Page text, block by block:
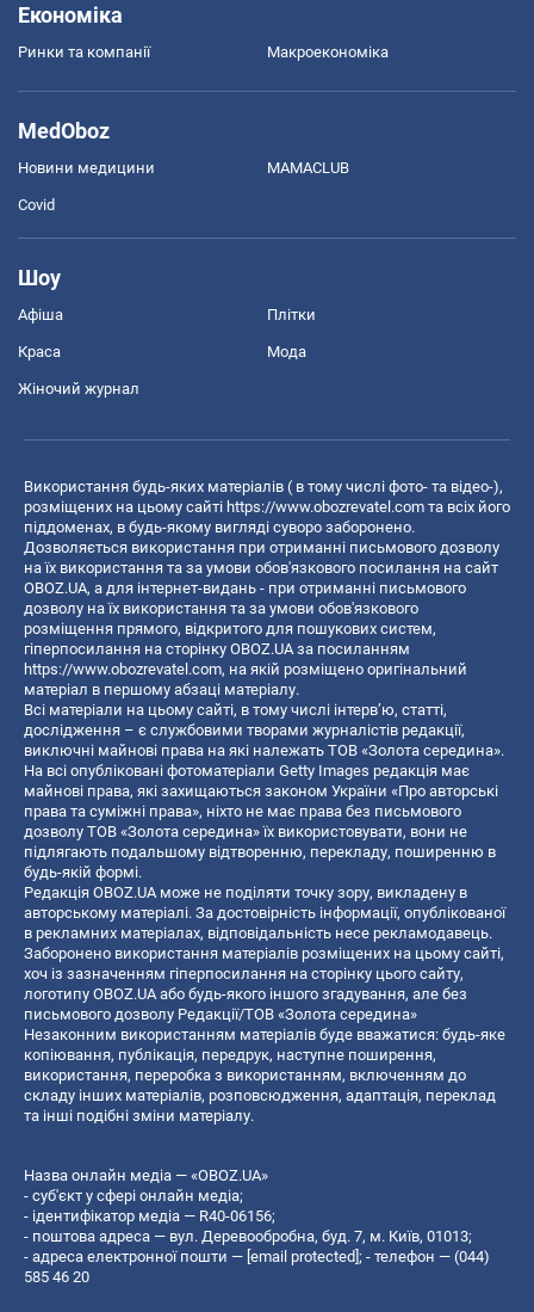
Економіка
Ринки та компанії Макроекономіка
MedOboz
Новини медицини MAMACLUB
Covid
Шоу
Афіша Плітки
Краса Мода
Жіночий журнал
Використання будь-яких матеріалів ( в тому числі фото- та відео-),
розміщених на цьому сайті https://www.obozrevatel.com та всіх його
піддоменах, в будь-якому вигляді суворо заборонено.
Дозволяється використання при отриманні письмового дозволу
на їх використання та за умови обов'язкового посилання на сайт
OBOZ.UA, а для інтернет-видань - при отриманні письмового
дозволу на їх використання та за умови обов'язкового
розміщення прямого, відкритого для пошукових систем,
гіперпосилання на сторінку OBOZ.UA за посиланням
https://www.obozrevatel.com, на якій розміщено оригінальний
матеріал в першому абзаці матеріалу.
Всі матеріали на цьому сайті, в тому числі інтерв’ю, статті,
дослідження – є службовими творами журналістів редакції,
виключні майнові права на які належать ТОВ «Золота середина».
На всі опубліковані фотоматеріали Getty Images редакція має
майнові права, які захищаються законом України «Про авторські
права та суміжні права», ніхто не має права без письмового
дозволу ТОВ «Золота середина» їх використовувати, вони не
підлягають подальшому відтворенню, перекладу, поширенню в
будь-якій формі.
Редакція OBOZ.UA може не поділяти точку зору, викладену в
авторському матеріалі. За достовірність інформації, опублікованої
в рекламних матеріалах, відповідальність несе рекламодавець.
Заборонено використання матеріалів розміщених на цьому сайті,
хоч із зазначенням гіперпосилання на сторінку цього сайту,
логотипу OBOZ.UA або будь-якого іншого згадування, але без
письмового дозволу Редакції/ТОВ «Золота середина»
Незаконним використанням матеріалів буде вважатися: будь-яке
копiювання, публiкацiя, передрук, наступне поширення,
використання, переробка з використанням, включенням до
складу інших матеріалів, розповсюдження, адаптація, переклад
та інші подібні зміни матеріалу.
Назва онлайн медіа — «OBOZ.UA»
- суб'єкт у сфері онлайн медіа;
- ідентифікатор медіа — R40-06156;
- поштова адреса — вул. Деревообробна, буд. 7, м. Київ, 01013;
- адреса електронної пошти — [email protected]; - телефон — (044)
585 46 20